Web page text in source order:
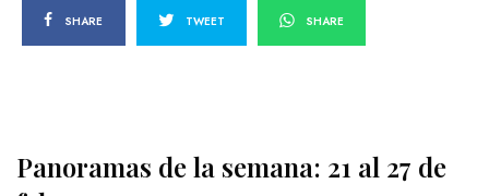
SHARE TWEET SHARE
Panoramas de la semana: 21 al 27 de